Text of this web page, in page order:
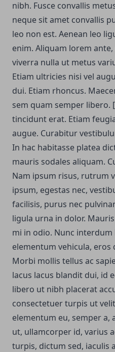
nibh. Fusce convallis
neque sit amet convallis
leo non est. Aenean leo
enim. Aliquam lorem
viverra nulla ut metus
Etiam ultricies nisi vel
dui. Etiam rhoncus.
sem quam semper
tincidunt erat. Etiam
augue. Curabitur
In hac habitasse platea
mauris sodales aliquam.
Nam ipsum risus, rutrum
ipsum, egestas nec,
facilisis, purus nec
ligula urna in dolor.
mi in odio. Nunc
elementum vehicula,
Morbi mollis tellus ac
lacus lacus blandit dui, id
libero ut nibh placerat
consectetuer turpis ut
elementum eu, semper a,
ut, ullamcorper id, varius
turpis, dictum sed, iaculis